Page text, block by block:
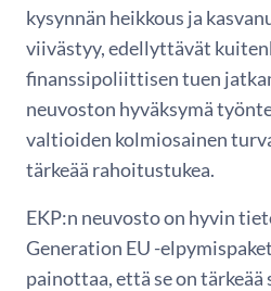
kysynnän heikkous ja
viivästyy, edellyttävät
finanssipoliittisen tuen
neuvoston hyväksymä
valtioiden kolmiosainen
tärkeää rahoitustukea.
EKP:n neuvosto on hyvin
Generation EU -
painottaa, että se on tärkeää